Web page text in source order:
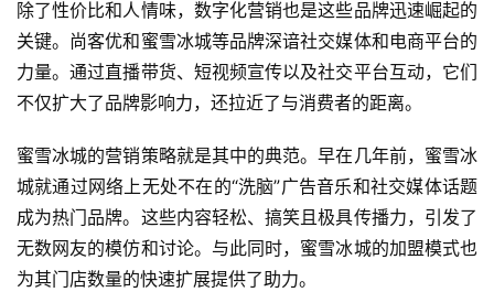
除了性价比和人情味，数字化营销也是这些品牌迅速崛起的
关键。尚客优和蜜雪冰城等品牌深谙社交媒体和电商平台的
力量。通过直播带货、短视频宣传以及社交平台互动，它们
不仅扩大了品牌影响力，还拉近了与消费者的距离。
蜜雪冰城的营销策略就是其中的典范。早在几年前，蜜雪冰
城就通过网络上无处不在的“洗脑”广告音乐和社交媒体话题
成为热门品牌。这些内容轻松、搞笑且极具传播力，引发了
无数网友的模仿和讨论。与此同时，蜜雪冰城的加盟模式也
为其门店数量的快速扩展提供了助力。